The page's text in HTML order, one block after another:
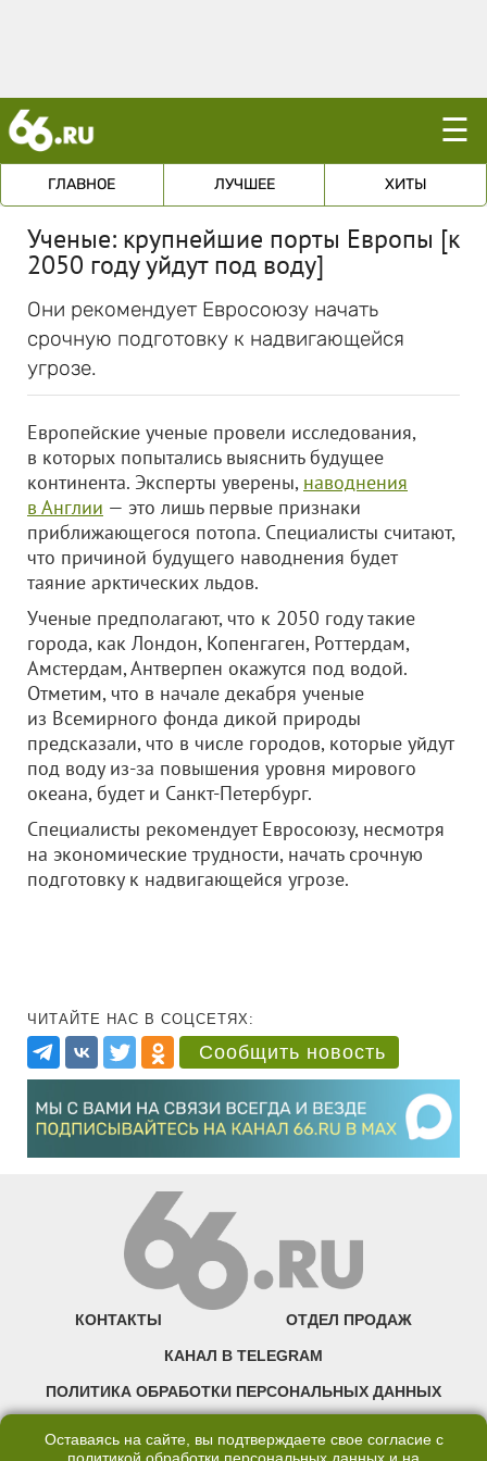
☰
ГЛАВНОЕ ЛУЧШЕЕ ХИТЫ
Ученые: крупнейшие порты Европы [к
2050 году уйдут под воду]
Они рекомендует Евросоюзу начать
срочную подготовку к надвигающейся
угрозе.
Европейские ученые провели исследования,
в которых попытались выяснить будущее
континента. Эксперты уверены, наводнения
в Англии — это лишь первые признаки
приближающегося потопа. Специалисты считают,
что причиной будущего наводнения будет
таяние арктических льдов.
Ученые предполагают, что к 2050 году такие
города, как Лондон, Копенгаген, Роттердам,
Амстердам, Антверпен окажутся под водой.
Отметим, что в начале декабря ученые
из Всемирного фонда дикой природы
предсказали, что в числе городов, которые уйдут
под воду из-за повышения уровня мирового
океана, будет и Санкт-Петербург.
Специалисты рекомендует Евросоюзу, несмотря
на экономические трудности, начать срочную
подготовку к надвигающейся угрозе.
ЧИТАЙТЕ НАС В СОЦСЕТЯХ:
Сообщить новость
КОНТАКТЫ ОТДЕЛ ПРОДАЖ
КАНАЛ В TELEGRAM
ПОЛИТИКА ОБРАБОТКИ ПЕРСОНАЛЬНЫХ ДАННЫХ
Оставаясь на сайте, вы подтверждаете свое согласие с